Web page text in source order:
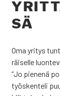
SÄ
Oma yri­tys
räi­sel­le
”Jo pie­ne­nä
työs­ken­te­li